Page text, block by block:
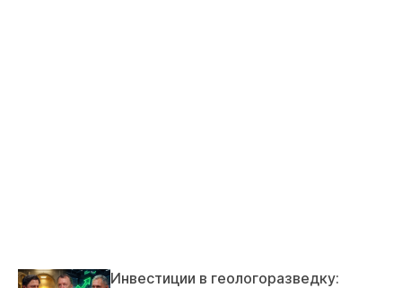
Инвестиции в геологоразведку: